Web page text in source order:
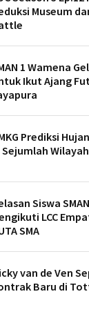
Museum
1 Wamena
Ikut Ajang
Prediksi
Sejumlah
Siswa
LCC
SMA
van de Ven
Baru di